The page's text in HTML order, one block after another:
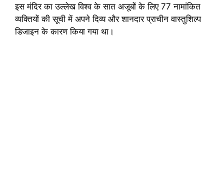
इस मंदिर का उल्लेख विश्व के सात अजूबों के लिए 77 नामांकित
व्यक्तियों की सूची में अपने दिव्य और शानदार प्राचीन वास्तुशिल्प
डिजाइन के कारण किया गया था।